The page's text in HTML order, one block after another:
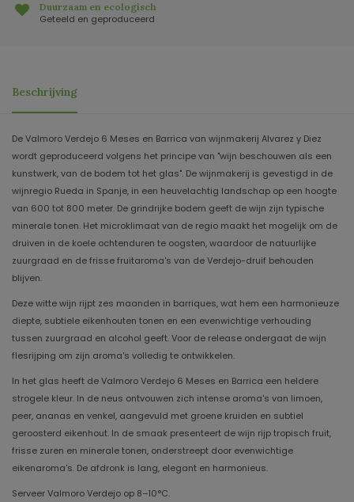
Duurzaam en ecologisch
Geteeld en geproduceerd
Beschrijving
De Valmoro Verdejo 6 Meses en Barrica van wijnmakerij Alvarez y Diez
wordt geproduceerd volgens het principe van "wijn beschouwen als een
kunstwerk, van de bodem tot het glas". De wijnmakerij is gevestigd in de
wijnregio Rueda in Spanje, in een heuvelachtig landschap op een hoogte
van 600 tot 800 meter. De grindrijke bodem geeft de wijn zijn typische
minerale tonen. Het microklimaat van de regio maakt het mogelijk om de
druiven in de koele ochtenduren te oogsten, waardoor de natuurlijke
zuurgraad en de frisse fruitaroma's van de Verdejo-druif behouden
blijven.
Deze witte wijn rijpt zes maanden in barriques, wat hem een ​​harmonieuze
diepte, subtiele eikenhouten tonen en een evenwichtige verhouding
tussen zuurgraad en alcohol geeft. Voor de release ondergaat de wijn
flesrijping om zijn aroma's volledig te ontwikkelen.
In het glas heeft de Valmoro Verdejo 6 Meses en Barrica een heldere
strogele kleur. In de neus ontvouwen zich intense aroma's van limoen,
peer, ananas en venkel, aangevuld met groene kruiden en subtiel
geroosterd eikenhout. In de smaak presenteert de wijn rijp tropisch fruit,
frisse zuren en minerale tonen, onderstreept door evenwichtige
eikenaroma's. De afdronk is lang, elegant en harmonieus.
Serveer Valmoro Verdejo op 8–10°C.